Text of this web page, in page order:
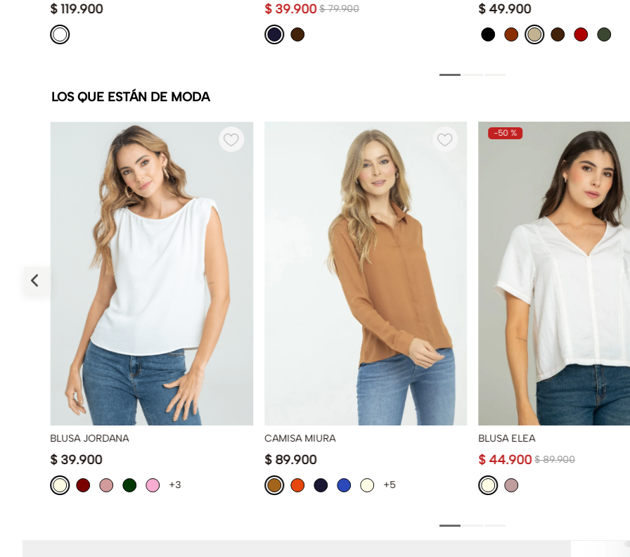
$ 119.900
$ 79.900
$ 39.900 $ 49.900
LOS QUE ESTÁN DE MODA
BLUSA JORDANA
$ 39.900
+3
CAMISA MIURA
$ 89.900
+5
-50 %
BLUSA ELEA
$ 89.900
$ 44.900